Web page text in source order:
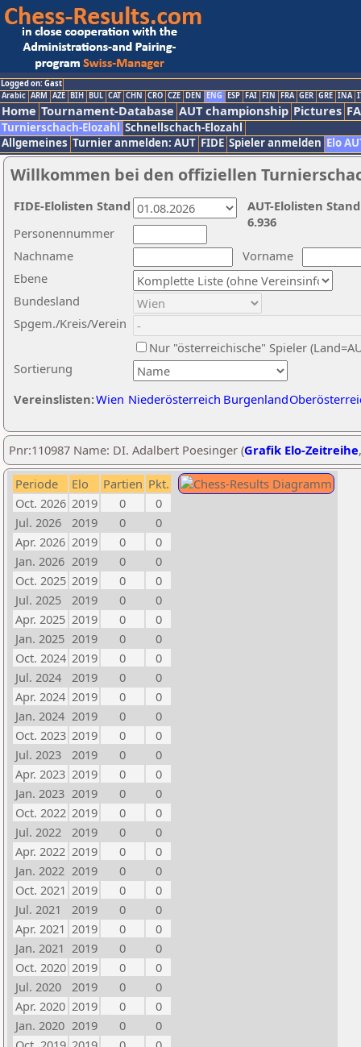
Logged on: Gast
Arabic ARM AZE BIH BUL CAT CHN CRO CZE DEN ENG ESP FAI FIN FRA GER GRE INA
Home Tournament-Database AUT championship Pictures
Turnierschach-Elozahl Schnellschach-Elozahl
Allgemeines Turnier anmelden: AUT FIDE Spieler anmelden Elo
Willkommen bei den offiziellen
Nachname
Vorname
Ebene
Sortierung
Personennummer
Bundesland
Spgem./Kreis/Verein
Nur "österreichische" Spieler
Vereinslisten:Wien Niederösterreich Burgenland
AUT-Elolisten
6.936
FIDE-Elolisten Stand
Pnr:110987 Name: DI. Adalbert Poesinger (Grafik Elo-Zeitreihe
Periode Elo Partien Pkt.
Oct. 2026 2019 0
0
Jul. 2026
2019 0
0
Apr. 2026 2019 0
0
Jan. 2026 2019 0
0
Oct. 2025 2019 0
0
Jul. 2025
2019 0
0
Apr. 2025 2019 0
0
Jan. 2025 2019 0
0
Oct. 2024 2019 0
0
Jul. 2024
2019 0
0
Apr. 2024 2019 0
0
Jan. 2024 2019 0
0
Oct. 2023 2019 0
0
Jul. 2023
2019 0
0
Apr. 2023 2019 0
0
Jan. 2023 2019 0
0
Oct. 2022 2019 0
0
Jul. 2022
2019 0
0
Apr. 2022 2019 0
0
Jan. 2022 2019 0
0
Oct. 2021 2019 0
0
Jul. 2021
2019 0
0
Apr. 2021 2019 0
0
Jan. 2021 2019 0
0
Oct. 2020 2019 0
0
Jul. 2020
2019 0
0
Apr. 2020 2019 0
0
Jan. 2020 2019 0
0